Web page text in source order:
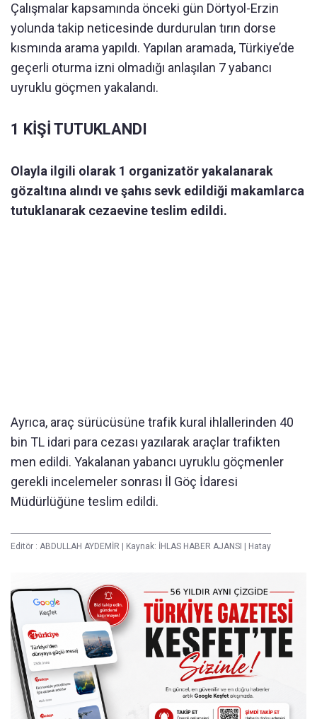
Çalışmalar kapsamında önceki gün Dörtyol-Erzin
yolunda takip neticesinde durdurulan tırın dorse
kısmında arama yapıldı. Yapılan aramada, Türkiye’de
geçerli oturma izni olmadığı anlaşılan 7 yabancı
uyruklu göçmen yakalandı.
1 KİŞİ TUTUKLANDI
Olayla ilgili olarak 1 organizatör yakalanarak
gözaltına alındı ve şahıs sevk edildiği makamlarca
tutuklanarak cezaevine teslim edildi.
Ayrıca, araç sürücüsüne trafik kural ihlallerinden 40
bin TL idari para cezası yazılarak araçlar trafikten
men edildi. Yakalanan yabancı uyruklu göçmenler
gerekli incelemeler sonrası İl Göç İdaresi
Müdürlüğüne teslim edildi.
Editör : ABDULLAH AYDEMİR Kaynak: İHLAS HABER AJANSI Hatay